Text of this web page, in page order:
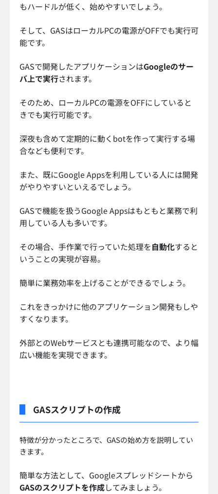
もハードルが低く、始めやすいでしょう。
そして、GASはローカルPCの電源がOFFでも実行可
能です。
GASで開発したアプリケーションはGoogleのサー
バ上で実行されます。
そのため、ローカルPCの電源をOFFにしていると
きでも実行可能です。
深夜も含めて定期的に動くbotを作って実行する場
合なども便利です。
また、既にGoogle Appsを利用している人には開発
がやりやすいといえるでしょう。
GASで機能を扱うGoogle Appsはもともと業務で利
用している人も多いです。
その場合、手作業で行っていた処理を自動化すると
いうことの実現が容易。
簡単に業務効率を上げることができるでしょう。
これをきっかけに他のアプリケーション開発もしや
すくなります。
外部とのWebサービスとも連携可能なので、より幅
広い機能を実現できます。
GASスクリプトの作成
特徴が分かったところで、GASの始め方を説明してい
きます。
簡単な方法として、Googleスプレッドシートから
GASのスクリプトを作成してみましょう。